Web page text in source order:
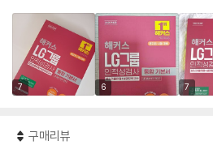
7 6 7
구매리뷰